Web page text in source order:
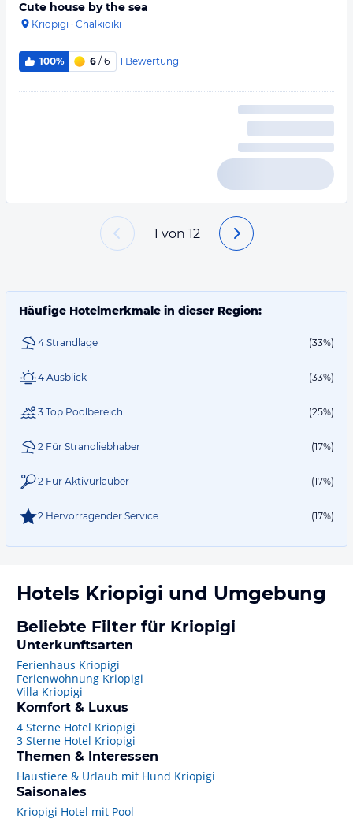
Cute house by the sea
Kriopigi · Chalkidiki
100% 6 / 6 1 Bewertung
1 von 12
Häufige Hotelmerkmale in dieser Region:
4 Strandlage (33%)
4 Ausblick (33%)
3 Top Poolbereich (25%)
2 Für Strandliebhaber (17%)
2 Für Aktivurlauber (17%)
2 Hervorragender Service (17%)
Hotels Kriopigi und Umgebung
Beliebte Filter für Kriopigi
Unterkunftsarten
Ferienhaus Kriopigi
Ferienwohnung Kriopigi
Villa Kriopigi
Komfort & Luxus
4 Sterne Hotel Kriopigi
3 Sterne Hotel Kriopigi
Themen & Interessen
Haustiere & Urlaub mit Hund Kriopigi
Saisonales
Kriopigi Hotel mit Pool